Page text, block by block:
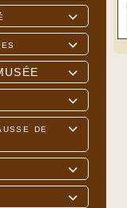





de

